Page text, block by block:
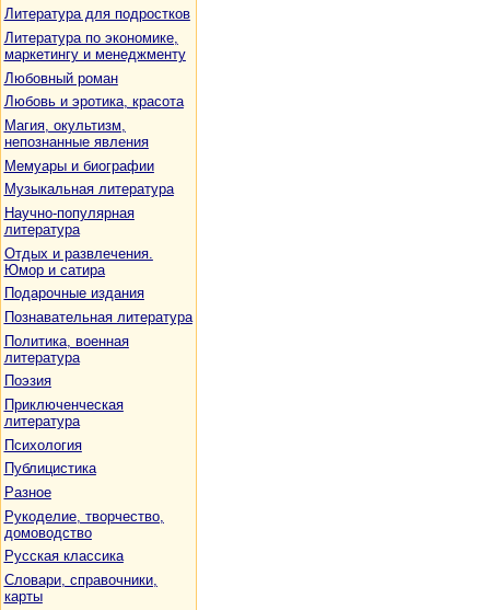
Литература для подростков
Литература по экономике,
маркетингу и менеджменту
Любовный роман
Любовь и эротика, красота
Магия, окультизм,
непознанные явления
Мемуары и биографии
Музыкальная литература
Научно-популярная
литература
Отдых и развлечения.
Юмор и сатира
Подарочные издания
Познавательная литература
Политика, военная
литература
Поэзия
Приключенческая
литература
Психология
Публицистика
Разное
Рукоделие, творчество,
домоводство
Русская классика
Словари, справочники,
карты